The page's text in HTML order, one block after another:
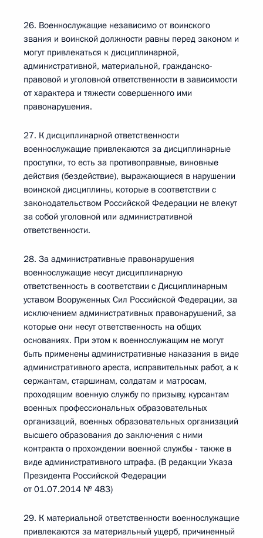
26. Военнослужащие независимо от воинского
звания и воинской должности равны перед законом и
могут привлекаться к дисциплинарной,
административной, материальной, гражданско-
правовой и уголовной ответственности в зависимости
от характера и тяжести совершенного ими
правонарушения.
27. К дисциплинарной ответственности
военнослужащие привлекаются за дисциплинарные
проступки, то есть за противоправные, виновные
действия (бездействие), выражающиеся в нарушении
воинской дисциплины, которые в соответствии с
законодательством Российской Федерации не влекут
за собой уголовной или административной
ответственности.
28. За административные правонарушения
военнослужащие несут дисциплинарную
ответственность в соответствии с Дисциплинарным
уставом Вооруженных Сил Российской Федерации, за
исключением административных правонарушений, за
которые они несут ответственность на общих
основаниях. При этом к военнослужащим не могут
быть применены административные наказания в виде
административного ареста, исправительных работ, а к
сержантам, старшинам, солдатам и матросам,
проходящим военную службу по призыву, курсантам
военных профессиональных образовательных
организаций, военных образовательных организаций
высшего образования до заключения с ними
контракта о прохождении военной службы - также в
виде административного штрафа. (В редакции Указа
Президента Российской Федерации
от 01.07.2014 № 483)
29. К материальной ответственности военнослужащие
привлекаются за материальный ущерб, причиненный